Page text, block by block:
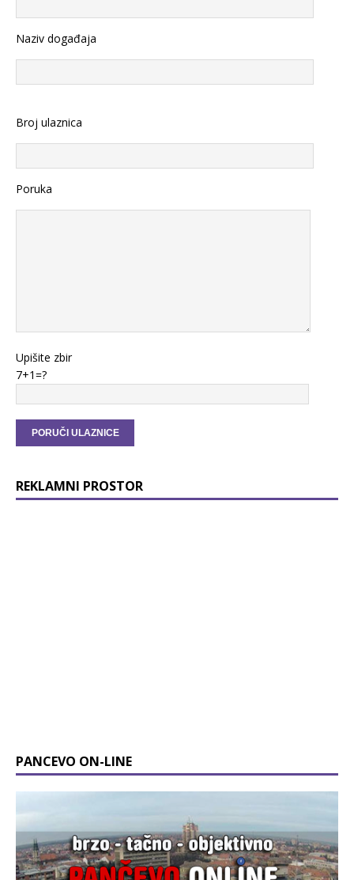
Naziv događaja
Broj ulaznica
Poruka
Upišite zbir
7+1=?
REKLAMNI PROSTOR
PANCEVO ON-LINE